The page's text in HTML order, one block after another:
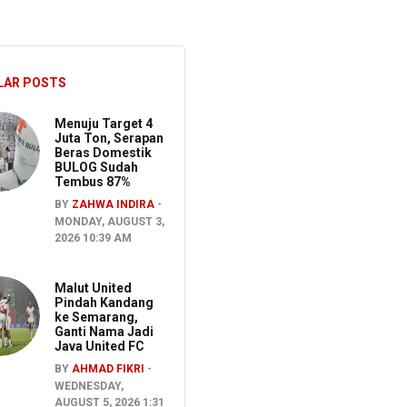
Terbatas
POSTS
Menuju Target 4
Juta Ton, Serapan
Beras Domestik
BULOG Sudah
Tembus 87%
BY ZAHWA INDIRA
MONDAY, AUGUST 3,
2026 10:39 AM
Malut United
Pindah Kandang
ke Semarang,
Ganti Nama Jadi
Java United FC
BY AHMAD FIKRI
WEDNESDAY,
AUGUST 5, 2026 1:31